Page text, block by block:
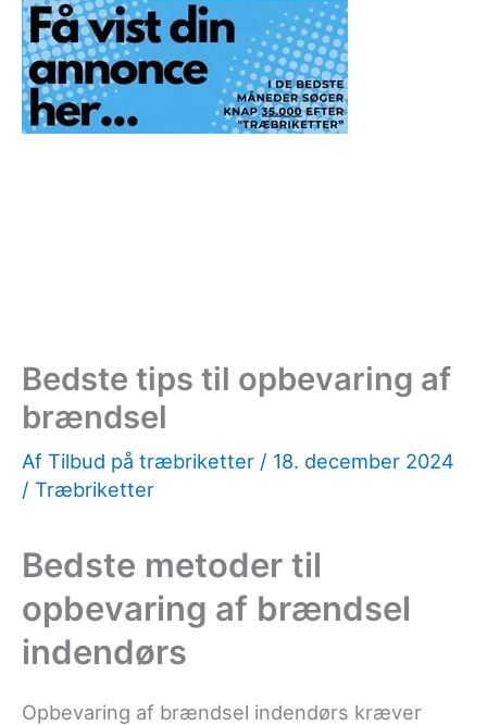
Bedste tips til opbevaring af
brændsel
Af Tilbud på træbriketter / 18. december 2024
/ Træbriketter
Bedste metoder til
opbevaring af brændsel
indendørs
Opbevaring af brændsel indendørs kræver